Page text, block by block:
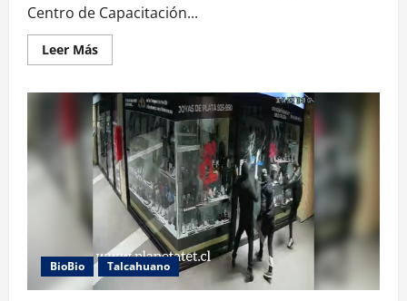
Centro de Capacitación...
Leer Más
BioBio Talcahuano